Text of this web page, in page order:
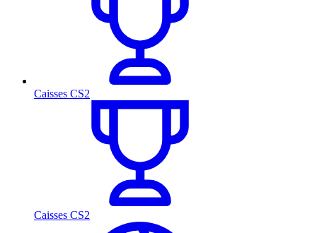
Caisses CS2
Caisses CS2